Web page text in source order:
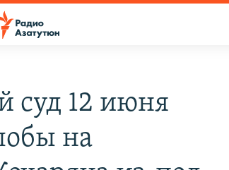
суд 12 июня
на